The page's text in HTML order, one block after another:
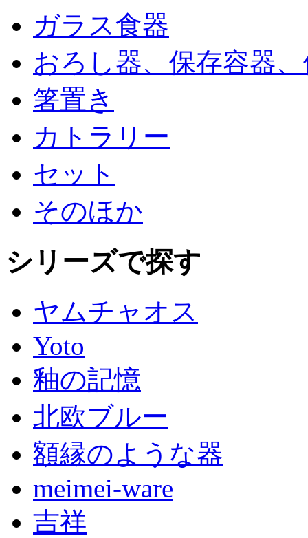
ガラス食器
おろし器、保存容器
箸置き
カトラリー
セット
そのほか
シリーズで探す
ヤムチャオス
Yoto
釉の記憶
北欧ブルー
額縁のような器
meimei-ware
吉祥